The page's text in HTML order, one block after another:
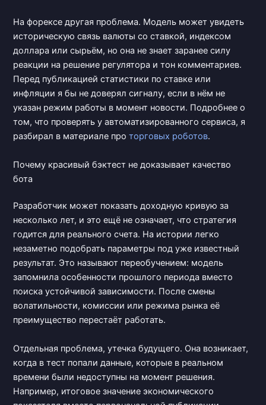
На форексе другая проблема. Модель может увидеть
историческую связь валюты со ставкой, индексом
доллара или сырьём, но она не знает заранее силу
реакции на решение регулятора и тон комментариев.
Перед публикацией статистики по ставке или
инфляции я бы не доверял сигналу, если в нём не
указан режим работы в момент новости. Подробнее о
том, что проверять у автоматизированного сервиса, я
разбирал в материале проторговых роботов.
Почему красивый бэктест не доказывает качество
бота
Разработчик может показать доходную кривую за
несколько лет, и это ещё не означает, что стратегия
годится для реального счета. На истории легко
незаметно подобрать параметры под уже известный
результат. Это называют переобучением: модель
запомнила особенности прошлого периода вместо
поиска устойчивой зависимости. После смены
волатильности, комиссии или режима рынка её
преимущество перестаёт работать.
Отдельная проблема, утечка будущего. Она возникает,
когда в тест попали данные, которые в реальном
времени были недоступны на момент решения.
Например, итоговое значение экономического